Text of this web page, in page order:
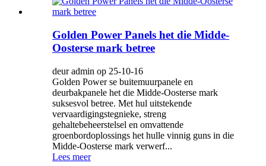
Golden Power Panels het die Midde-
Oosterse mark betree
deur admin op 25-10-16
Golden Power se buitemuurpanele en
deurbakpanele het die Midde-Oosterse mark
suksesvol betree. Met hul uitstekende
vervaardigingstegnieke, streng
gehaltebeheerstelsel en omvattende
groenbordoplossings het hulle vinnig guns in die
Midde-Oosterse mark verwerf...
Lees meer